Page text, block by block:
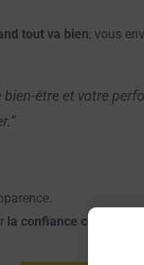
tout va bien, vous
bien-être et votre
la confiance collective